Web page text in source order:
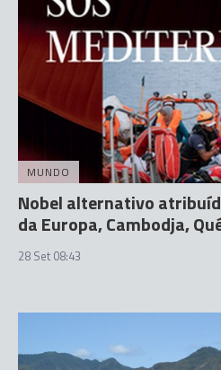
MUNDO
Nobel alternativo
da Europa, Cambodja,
28 Set 08:43